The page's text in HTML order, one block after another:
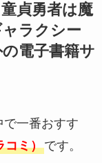
貞勇者は魔
ラクシー
電子書籍サ
一番おすす
コミ）です。